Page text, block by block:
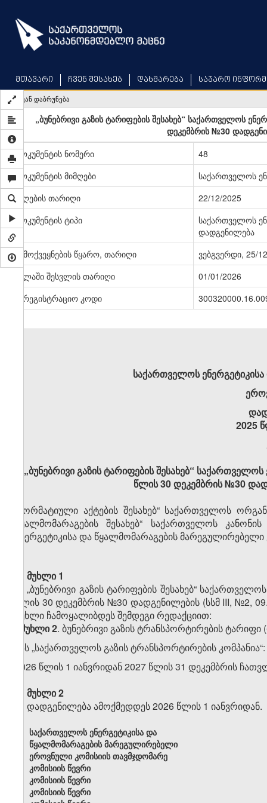
main
content
მთავარი ჩვენ შესახებ დახმარება საჯარო
უკან დაბრუნება
„ბუნებრივი გაზის ტარიფების შესახებ“ საქართველოს
დეკემბრის №30
დოკუმენტის ნომერი
48
დოკუმენტის მიმღები
საქართველოს
მიღების თარიღი
22/12/2025
დოკუმენტის ტიპი
საქართველოს
დადგენილება
გამოქვეყნების წყარო, თარიღი
ვებგვერდი, 25/
ძალაში შესვლის თარიღი
01/01/2026
სარეგისტრაციო კოდი
საქართველოს
2025
„ბუნებრივი გაზის ტარიფების შესახებ“
წლის 30 დეკემბრის №30
„ნორმატიული აქტების შესახებ“ საქართველოს
წყალმომარაგების შესახებ“ საქართველოს
ენერგეტიკისა და წყალმომარაგების
მუხლი 1
„ბუნებრივი გაზის ტარიფების შესახებ“
წლის 30 დეკემბრის №30 დადგენილების (სსმ III, №2,
მუხლი ჩამოყალიბდეს შემდეგი რედაქციით:
მუხლი 2. ბუნებრივი გაზის ტრანსპორტირების
შპს „საქართველოს გაზის ტრანსპორტირების კომპანია“:
2026 წლის 1 იანვრიდან 2027 წლის 31 დეკემბრის
მუხლი 2
დადგენილება ამოქმედდეს 2026 წლის 1 იანვრიდან.
საქართველოს ენერგეტიკისა და
წყალმომარაგების მარეგულირებელი
ეროვნული კომისიის თავმჯდომარე
კომისიის წევრი
კომისიის წევრი
კომისიის წევრი